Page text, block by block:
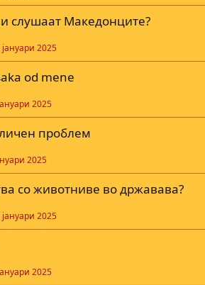
слушаат Македонците?
2025
od mene
2025
проблем
2025
со животниве во државава?
2025
2025